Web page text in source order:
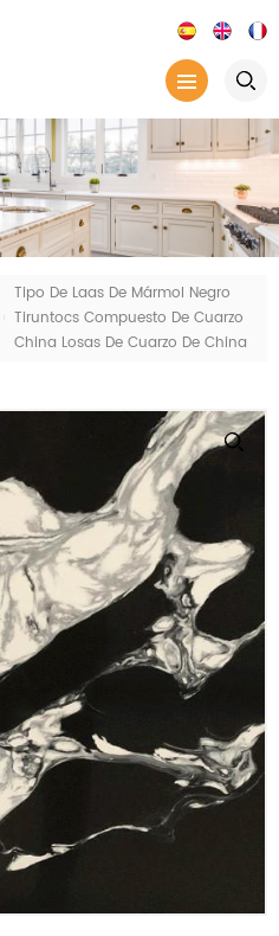
Tipo De Laas De Mármol Negro
Tiruntocs Compuesto De Cuarzo
China Losas De Cuarzo De China